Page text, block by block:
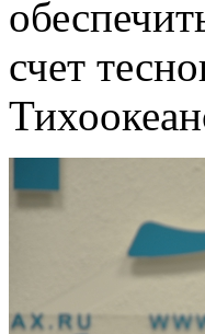
счет